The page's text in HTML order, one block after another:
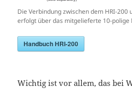
Die Verbindung zwischen dem HRI-
erfolgt über das mitgelieferte 10-polige
Handbuch HRI-200
Wichtig ist vor allem, das bei